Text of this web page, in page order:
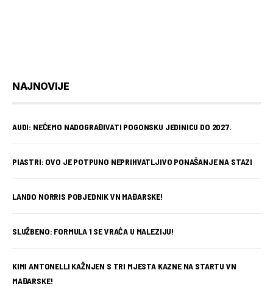
NAJNOVIJE
AUDI: NEĆEMO NADOGRAĐIVATI POGONSKU JEDINICU DO 2027.
PIASTRI: OVO JE POTPUNO NEPRIHVATLJIVO PONAŠANJE NA STAZI
LANDO NORRIS POBJEDNIK VN MAĐARSKE!
SLUŽBENO: FORMULA 1 SE VRAĆA U MALEZIJU!
KIMI ANTONELLI KAŽNJEN S TRI MJESTA KAZNE NA STARTU VN
MAĐARSKE!